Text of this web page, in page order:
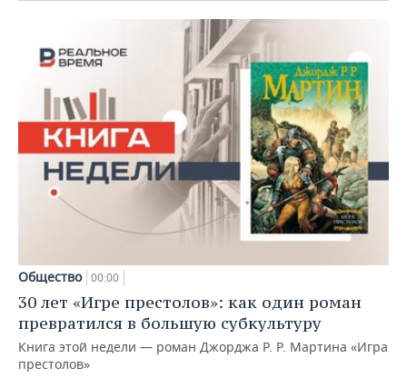
Общество 00:00
30 лет «Игре престолов»: как один роман
превратился в большую субкультуру
Книга этой недели — роман Джорджа Р. Р. Мартина «Игра
престолов»